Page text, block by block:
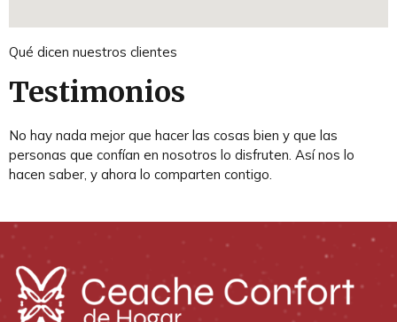
Qué dicen nuestros clientes
Testimonios
No hay nada mejor que hacer las cosas bien y que las
personas que confían en nosotros lo disfruten. Así nos lo
hacen saber, y ahora lo comparten contigo.